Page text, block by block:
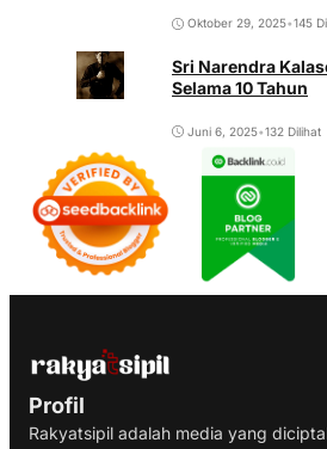
Oktober 29, 2025•145
Sri Narendra
Selama 10 Tahun
Juni 6, 2025•132 Dilihat
Profil
Rakyatsipil adalah media yang